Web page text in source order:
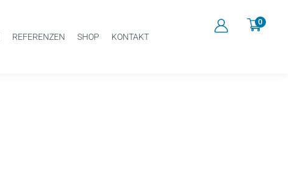
0
REFERENZEN SHOP KONTAKT